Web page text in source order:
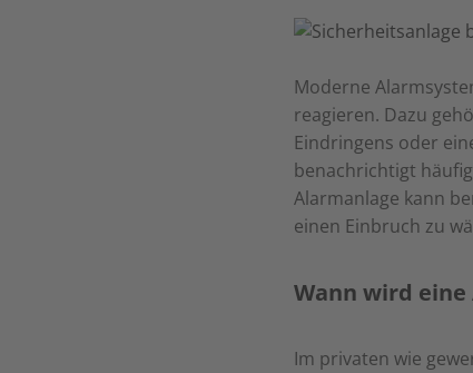
Moderne
reagieren. Dazu
Eindringens oder
benachrichtigt
Alarmanlage kann
einen Einbruch zu
Wann wird
Im privaten wie